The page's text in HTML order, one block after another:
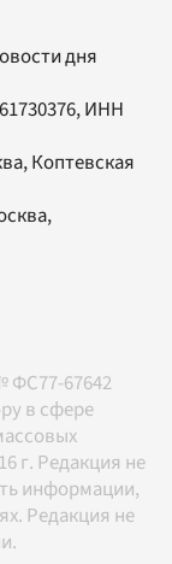
дня
ИНН
Коптевская
,
ФС77-67642
в сфере
г. Редакция не
информации,
Редакция не